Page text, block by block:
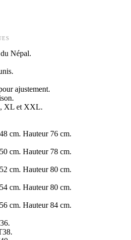
Népal.
ajustement.
XL et XXL.
cm. Hauteur 76 cm.
cm. Hauteur 78 cm.
cm. Hauteur 80 cm.
cm. Hauteur 80 cm.
cm. Hauteur 84 cm.